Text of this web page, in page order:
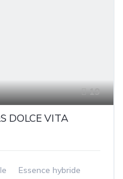
19
DOLCE VITA
Essence hybride